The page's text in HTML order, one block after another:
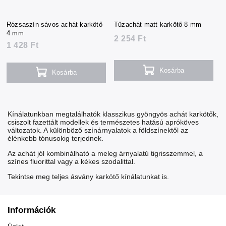
Rózsaszín sávos achát karkötő
4 mm
1 428 Ft
Kosárba
Tűzachát matt karkötő 8 mm
2 254 Ft
Kosárba
Kínálatunkban megtalálhatók klasszikus gyöngyös achát karkötők,
csiszolt fazettált modellek és természetes hatású apróköves
változatok. A különböző színárnyalatok a földszínektől az
élénkebb tónusokig terjednek.
Az achát jól kombinálható a meleg árnyalatú tigrisszemmel , a
színes fluorittal vagy a kékes szodalittal
Tekintse meg teljes ásvány karkötő kínálatunkat is.
Információk